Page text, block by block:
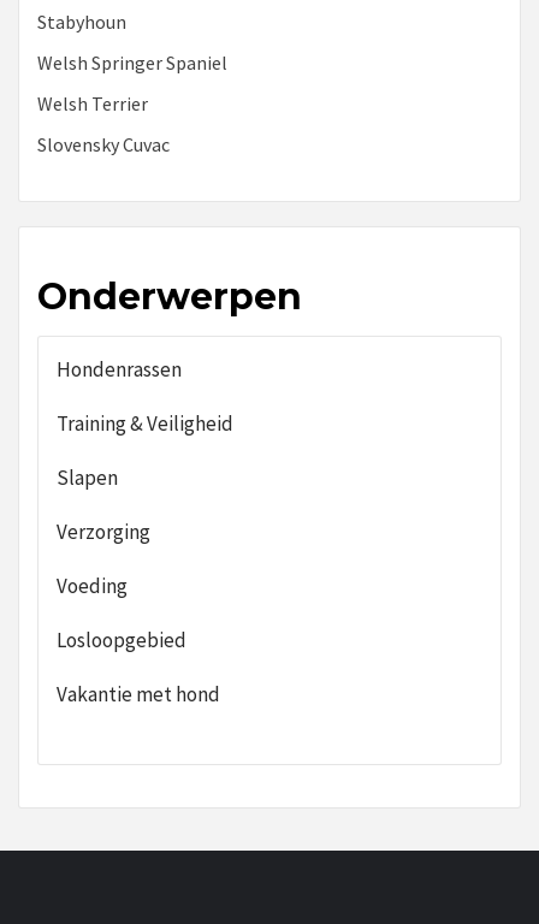
Stabyhoun
Welsh Springer Spaniel
Welsh Terrier
Slovensky Cuvac
Onderwerpen
Hondenrassen
Training & Veiligheid
Slapen
Verzorging
Voeding
Losloopgebied
Vakantie met hond